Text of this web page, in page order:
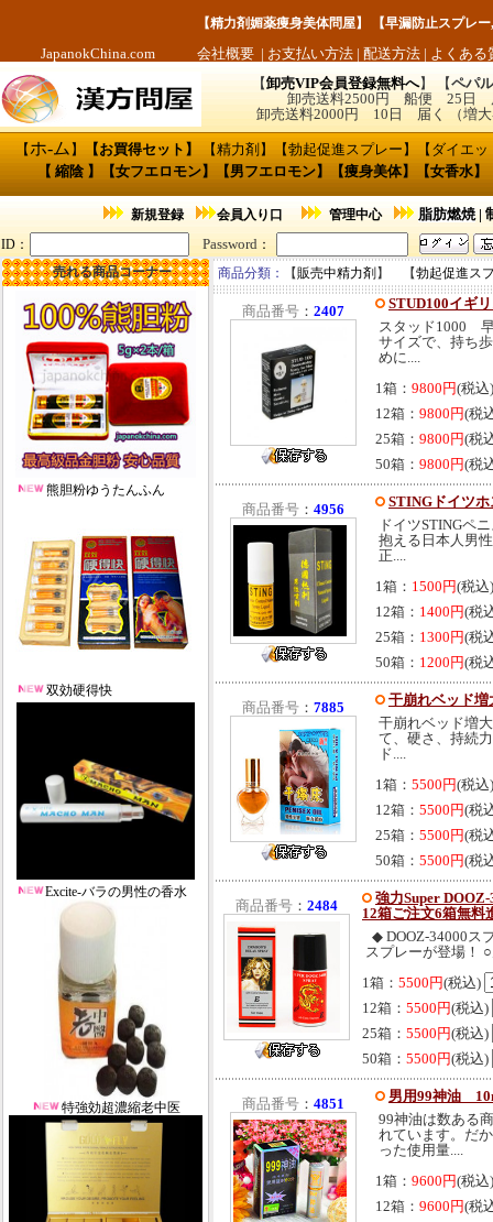
【精力剤媚薬痩身美体問屋】 【早漏防止スプレ
JapanokChina.com 会社概要 | お支払い方法 | 配送方法 | よくある
【卸売VIP会員登録無料へ】 【ペパ
卸売送料2500円 船便 25日
卸売送料2000円 10日 届く （増大
【ホ-ム 】 【お買得セット 】 【精力剤 】【勃起促進スプレー 】【 ダイエ
【 縮陰 】【女フエロモン】【男フエロモン】 【痩身美体】 【女香水】
新規登録 会員入り口 管理中心 脂肪燃焼|
ID ： Password ：
売れる商品コーナー
熊胆粉ゆうたんふん
双効硬得快
Excite-バラの男性の香水
特強効超濃縮老中医
商品分類： 【販売中精力剤 】 【勃起促進ス
商品番号 ： 2407
STUD100イギ
スタッド1000 早
サイズで、持ち
めに....
1箱： 9800円(税
12箱： 9800円(税
25箱： 9800円(税
50箱： 9800円(税
商品番号 ： 4956
STINGドイツ
ドイツSTINGペ
抱える日本人男
正....
1箱： 1500円(税
12箱： 1400円(税
25箱： 1300円(税
50箱： 1200円(税
商品番号 ： 7885
干崩れベッド
干崩れベッド増
て、硬さ、持続
ド....
1箱： 5500円(税
12箱： 5500円(税
25箱： 5500円(税
50箱： 5500円(税
商品番号 ： 2484
強力Super
12箱ご注文6箱無
◆ DOOZ-34000ス
スプレーが登場！
1箱： 5500円(税込)
12箱： 5500円(税込)
25箱： 5500円(税込)
50箱： 5500円(税込)
商品番号 ： 4851
男用99神油
99神油は数ある
れています。だ
った使用量....
1箱： 9600円(税
12箱： 9600円(税